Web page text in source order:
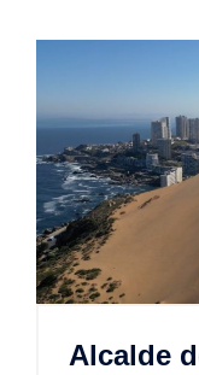
Alcalde